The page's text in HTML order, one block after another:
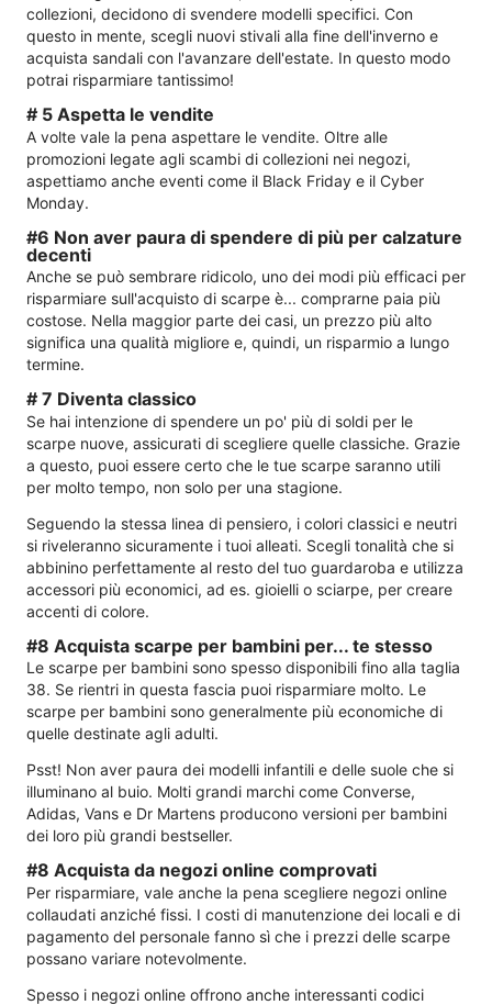
collezioni, decidono di svendere modelli specifici. Con
questo in mente, scegli nuovi stivali alla fine dell'inverno e
acquista sandali con l'avanzare dell'estate. In questo modo
potrai risparmiare tantissimo!
# 5 Aspetta le vendite
A volte vale la pena aspettare le vendite. Oltre alle
promozioni legate agli scambi di collezioni nei negozi,
aspettiamo anche eventi come il Black Friday e il Cyber ​​​​
Monday.
#6 Non aver paura di spendere di più per calzature
decenti
Anche se può sembrare ridicolo, uno dei modi più efficaci per
risparmiare sull'acquisto di scarpe è... comprarne paia più
costose. Nella maggior parte dei casi, un prezzo più alto
significa una qualità migliore e, quindi, un risparmio a lungo
termine.
# 7 Diventa classico
Se hai intenzione di spendere un po' più di soldi per le
scarpe nuove, assicurati di scegliere quelle classiche. Grazie
a questo, puoi essere certo che le tue scarpe saranno utili
per molto tempo, non solo per una stagione.
Seguendo la stessa linea di pensiero, i colori classici e neutri
si riveleranno sicuramente i tuoi alleati. Scegli tonalità che si
abbinino perfettamente al resto del tuo guardaroba e utilizza
accessori più economici, ad es. gioielli o sciarpe, per creare
accenti di colore.
#8 Acquista scarpe per bambini per... te stesso
Le scarpe per bambini sono spesso disponibili fino alla taglia
38. Se rientri in questa fascia puoi risparmiare molto. Le
scarpe per bambini sono generalmente più economiche di
quelle destinate agli adulti.
Psst! Non aver paura dei modelli infantili e delle suole che si
illuminano al buio. Molti grandi marchi come Converse,
Adidas, Vans e Dr Martens producono versioni per bambini
dei loro più grandi bestseller.
#8 Acquista da negozi online comprovati
Per risparmiare, vale anche la pena scegliere negozi online
collaudati anziché fissi. I costi di manutenzione dei locali e di
pagamento del personale fanno sì che i prezzi delle scarpe
possano variare notevolmente.
Spesso i negozi online offrono anche interessanti codici